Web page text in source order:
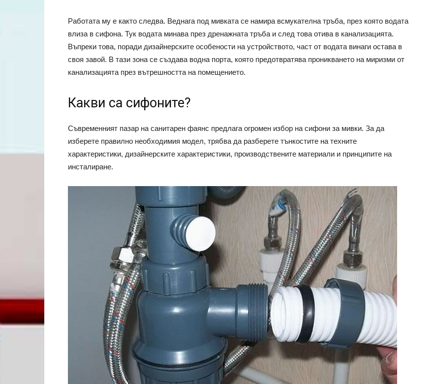
Работата му е както следва. Веднага под мивката се намира всмукателна тръба, през която водата
влиза в сифона. Тук водата минава през дренажната тръба и след това отива в канализацията.
Въпреки това, поради дизайнерските особености на устройството, част от водата винаги остава в
своя завой. В тази зона се създава водна порта, която предотвратява проникването на миризми от
канализацията през вътрешността на помещението.
Какви са сифоните?
Съвременният пазар на санитарен фаянс предлага огромен избор на сифони за мивки. За да
изберете правилно необходимия модел, трябва да разберете тънкостите на техните
характеристики, дизайнерските характеристики, производствените материали и принципите на
инсталиране.